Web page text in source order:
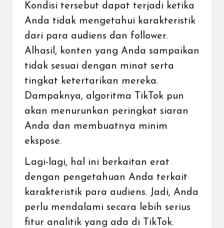
Kondisi tersebut dapat terjadi ketika
Anda tidak mengetahui karakteristik
dari para audiens dan follower.
Alhasil, konten yang Anda sampaikan
tidak sesuai dengan minat serta
tingkat ketertarikan mereka.
Dampaknya, algoritma TikTok pun
akan menurunkan peringkat siaran
Anda dan membuatnya minim
ekspose.
Lagi-lagi, hal ini berkaitan erat
dengan pengetahuan Anda terkait
karakteristik para audiens. Jadi, Anda
perlu mendalami secara lebih serius
fitur analitik yang ada di TikTok.